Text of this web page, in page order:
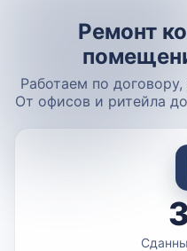
Ремонт
Работаем по
От офисов и ритейла